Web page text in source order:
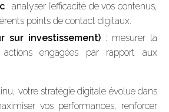
: analyser l’efficacité de vos contenus,
points de contact digitaux.
sur investissement) : mesurer la
actions engagées par rapport aux
votre stratégie digitale évolue dans
vos performances, renforcer